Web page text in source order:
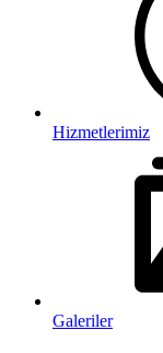
Hizmetlerimiz
Galeriler